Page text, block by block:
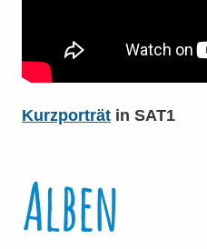
Kurzporträt in SAT1
Alben